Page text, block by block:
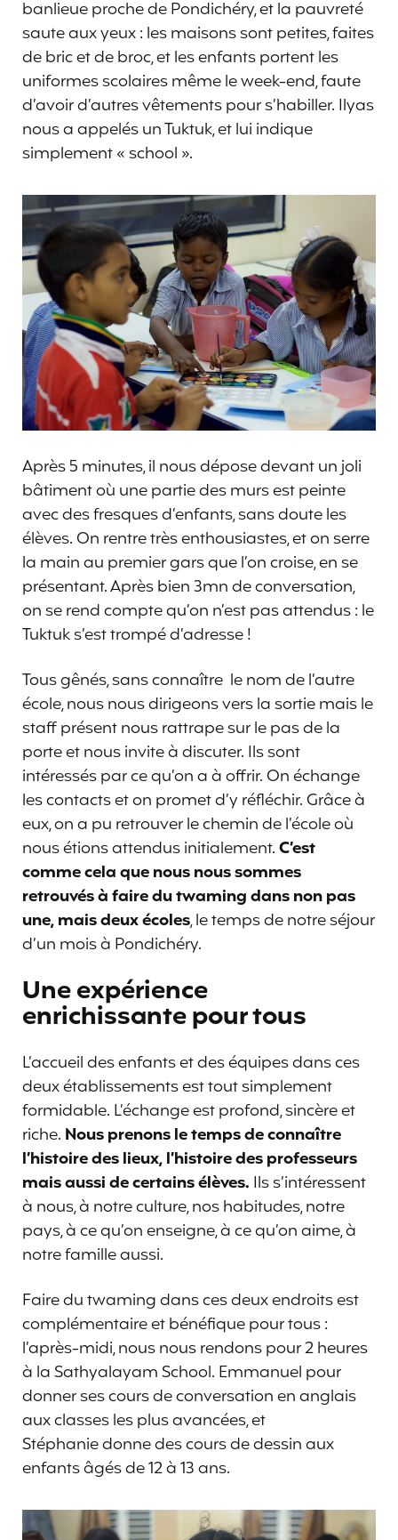
banlieue proche de Pondichéry, et la pauvreté
saute aux yeux : les maisons sont petites, faites
de bric et de broc, et les enfants portent les
uniformes scolaires même le week-end, faute
d’avoir d’autres vêtements pour s’habiller. Ilyas
nous a appelés un Tuktuk, et lui indique
simplement « school ».
Après 5 minutes, il nous dépose devant un joli
bâtiment où une partie des murs est peinte
avec des fresques d’enfants, sans doute les
élèves. On rentre très enthousiastes, et on serre
la main au premier gars que l’on croise, en se
présentant. Après bien 3mn de conversation,
on se rend compte qu’on n’est pas attendus : le
Tuktuk s’est trompé d’adresse !
Tous gênés, sans connaître le nom de l’autre
école, nous nous dirigeons vers la sortie mais le
staff présent nous rattrape sur le pas de la
porte et nous invite à discuter. Ils sont
intéressés par ce qu’on a à offrir. On échange
les contacts et on promet d’y réfléchir. Grâce à
eux, on a pu retrouver le chemin de l’école où
nous étions attendus initialement.C’est
comme cela que nous nous sommes
retrouvés à faire du twaming dans non pas
une, mais deux écoles, le temps de notre séjour
d’un mois à Pondichéry.
Une expérience
enrichissante pour tous
L’accueil des enfants et des équipes dans ces
deux établissements est tout simplement
formidable. L’échange est profond, sincère et
riche. Nous prenons le temps de connaître
l’histoire des lieux, l’histoire des professeurs
mais aussi de certains élèves. Ils s’intéressent
à nous, à notre culture, nos habitudes, notre
pays, à ce qu’on enseigne, à ce qu’on aime, à
notre famille aussi.
Faire du twaming dans ces deux endroits est
complémentaire et bénéfique pour tous :
l’après-midi, nous nous rendons pour 2 heures
à la Sathyalayam School. Emmanuel pour
donner ses cours de conversation en anglais
aux classes les plus avancées, et
Stéphanie donne des cours de dessin aux
enfants âgés de 12 à 13 ans.